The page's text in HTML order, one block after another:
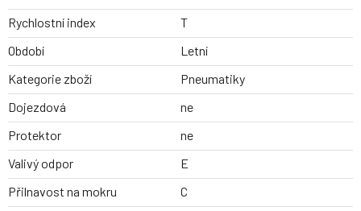
Rychlostní index
T
Období
Letní
Kategorie zboží
Pneumatiky
Dojezdová
ne
Protektor
ne
Valivý odpor
E
Přilnavost na mokru
C